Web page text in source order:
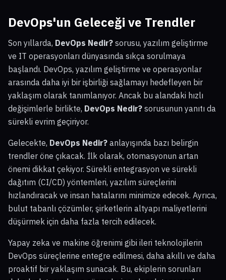
DevOps'un Geleceği ve Trendler
Son yıllarda, DevOps Nedir? sorusu, yazılım geliştirme
ve IT operasyonları dünyasında sıkça sorulmaya
başlandı. DevOps, yazılım geliştirme ve operasyonlar
arasında daha iyi bir işbirliği sağlamayı hedefleyen bir
yaklaşım olarak tanımlanıyor. Ancak bu alandaki hızlı
değişimlerle birlikte, DevOps Nedir? sorusunun yanıtı da
sürekli evrim geçiriyor.
Gelecekte, DevOps Nedir? anlayışında bazı belirgin
trendler öne çıkacak. İlk olarak, otomasyonun artan
önemi dikkat çekiyor. Sürekli entegrasyon ve sürekli
dağıtım (CI/CD) yöntemleri, yazılım süreçlerini
hızlandıracak ve insan hatalarını minimize edecek. Ayrıca,
bulut tabanlı çözümler, şirketlerin altyapı maliyetlerini
düşürmek için daha fazla tercih edilecek.
Yapay zeka ve makine öğrenimi gibi ileri teknolojilerin
DevOps süreçlerine entegre edilmesi, daha akıllı ve daha
proaktif bir yaklaşım sunacak. Bu, ekiplerin sorunları